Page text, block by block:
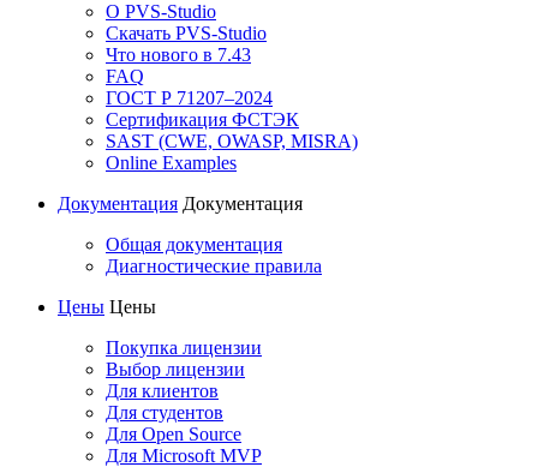
О PVS-Studio
Скачать PVS-Studio
Что нового в 7.43
FAQ
ГОСТ Р 71207–2024
Сертификация ФСТЭК
SAST (CWE, OWASP, MISRA)
Online Examples
Документация Документация
Общая документация
Диагностические правила
Цены Цены
Покупка лицензии
Выбор лицензии
Для клиентов
Для студентов
Для Open Source
Для Microsoft MVP